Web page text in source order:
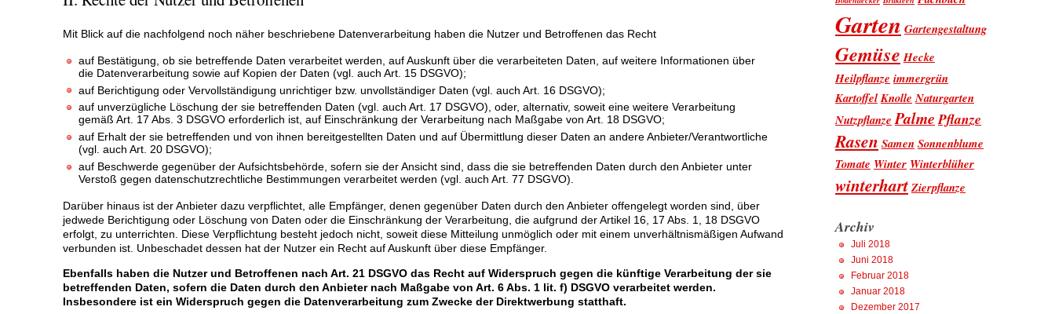
Mit Blick auf die nachfolgend noch näher beschriebene Datenverarbeitung haben die Nutzer und Betroffenen das Recht
auf Bestätigung, ob sie betreffende Daten verarbeitet werden, auf Auskunft über die verarbeiteten Daten, auf weitere Informationen über
die Datenverarbeitung sowie auf Kopien der Daten (vgl. auch Art. 15 DSGVO);
auf Berichtigung oder Vervollständigung unrichtiger bzw. unvollständiger Daten (vgl. auch Art. 16 DSGVO);
auf unverzügliche Löschung der sie betreffenden Daten (vgl. auch Art. 17 DSGVO), oder, alternativ, soweit eine weitere Verarbeitung
gemäß Art. 17 Abs. 3 DSGVO erforderlich ist, auf Einschränkung der Verarbeitung nach Maßgabe von Art. 18 DSGVO;
auf Erhalt der sie betreffenden und von ihnen bereitgestellten Daten und auf Übermittlung dieser Daten an andere Anbieter/Verantwortliche
(vgl. auch Art. 20 DSGVO);
auf Beschwerde gegenüber der Aufsichtsbehörde, sofern sie der Ansicht sind, dass die sie betreffenden Daten durch den Anbieter unter
Verstoß gegen datenschutzrechtliche Bestimmungen verarbeitet werden (vgl. auch Art. 77 DSGVO).
Darüber hinaus ist der Anbieter dazu verpflichtet, alle Empfänger, denen gegenüber Daten durch den Anbieter offengelegt worden sind, über
jedwede Berichtigung oder Löschung von Daten oder die Einschränkung der Verarbeitung, die aufgrund der Artikel 16, 17 Abs. 1, 18 DSGVO
erfolgt, zu unterrichten. Diese Verpflichtung besteht jedoch nicht, soweit diese Mitteilung unmöglich oder mit einem unverhältnismäßigen Aufwand
verbunden ist. Unbeschadet dessen hat der Nutzer ein Recht auf Auskunft über diese Empfänger.
Ebenfalls haben die Nutzer und Betroffenen nach Art. 21 DSGVO das Recht auf Widerspruch gegen die künftige Verarbeitung der sie
betreffenden Daten, sofern die Daten durch den Anbieter nach Maßgabe von Art. 6 Abs. 1 lit. f) DSGVO verarbeitet werden.
Insbesondere ist ein Widerspruch gegen die Datenverarbeitung zum Zwecke der Direktwerbung statthaft.
Garten Gartengestaltung
Gemüse Hecke
Heilpflanze immergrün
KartoffelKnolle Naturgarten
Nutzpflanze Palme Pflanze
Rasen Samen Sonnenblume
Tomate Winter Winterblüher
winterhartZierpflanze
Archiv
Juli 2018
Juni 2018
Februar 2018
Januar 2018
Dezember 2017